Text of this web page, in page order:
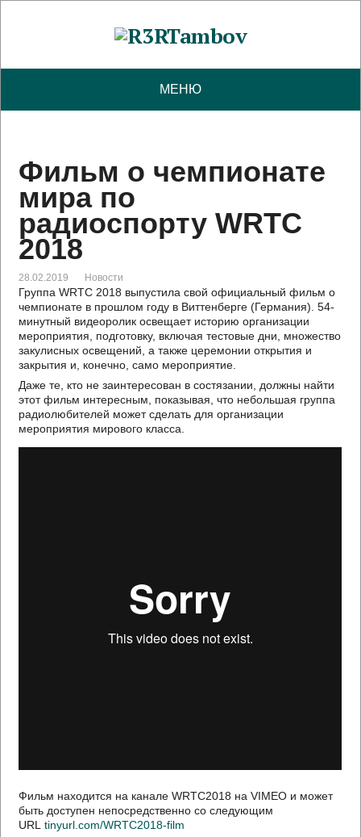
МЕНЮ
Фильм о чемпионате
мира по
радиоспорту WRTC
2018
28.02.2019 Новости
Группа WRTC 2018 выпустила свой официальный фильм о
чемпионате в прошлом году в Виттенберге (Германия). 54-
минутный видеоролик освещает историю организации
мероприятия, подготовку, включая тестовые дни, множество
закулисных освещений, а также церемонии открытия и
закрытия и, конечно, само мероприятие.
Даже те, кто не заинтересован в состязании, должны найти
этот фильм интересным, показывая, что небольшая группа
радиолюбителей может сделать для организации
мероприятия мирового класса.
Фильм находится на канале WRTC2018 на VIMEO и может
быть доступен непосредственно со следующим
URLtinyurl.com/WRTC2018-film